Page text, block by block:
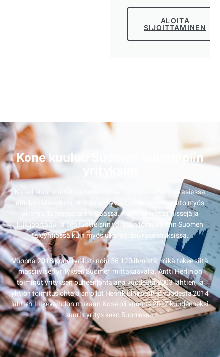
ALOITA
SIJOITTAMINEN
Kone kuuluu Suomen suurimpiin
Kaikki suomalaiset tuntevat Koneen. Kyseessä on itse asiassa
niin kuuluisa yhtiö, että se on hyvin tunnettu vaihtoehto myös
ulkomailla monessa eri maassa. Kone valmistaa hissejä ja
liukuportaita, ja sen tuotteisiin voidaan törmätä niin Suomen
taloyhtiössä kuin myös ulkomaiden rakennuksissa.
Vuonna 2018 Kone työllisti noin 56 120 ihmistä, mikä tekee siitä
massiivisen yrityksen Suomen mittakaavalla. Antti Herlin on
toiminut yrityksen puheenjohtajana vuodesta 2003 lähtien, ja
yhtiön toimitusjohtaja on ollut Henrik Elmrooth jo vuodesta 2014
lähtien.Liikevaihdon mukaan Kone oli vuonna 2017 kuudenneksi
suurin yritys koko Suomessa.